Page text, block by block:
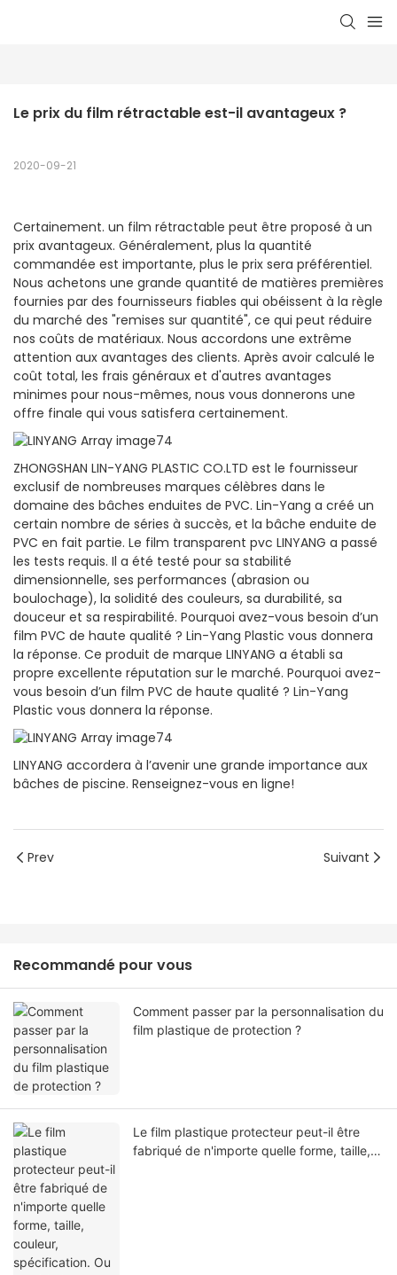
Le prix du film rétractable est-il avantageux ?
2020-09-21
Certainement. un film rétractable peut être proposé à un
prix avantageux. Généralement, plus la quantité
commandée est importante, plus le prix sera préférentiel.
Nous achetons une grande quantité de matières premières
fournies par des fournisseurs fiables qui obéissent à la règle
du marché des "remises sur quantité", ce qui peut réduire
nos coûts de matériaux. Nous accordons une extrême
attention aux avantages des clients. Après avoir calculé le
coût total, les frais généraux et d'autres avantages
minimes pour nous-mêmes, nous vous donnerons une
offre finale qui vous satisfera certainement.
ZHONGSHAN LIN-YANG PLASTIC CO.LTD est le fournisseur
exclusif de nombreuses marques célèbres dans le
domaine des bâches enduites de PVC. Lin-Yang a créé un
certain nombre de séries à succès, et la bâche enduite de
PVC en fait partie. Le film transparent pvc LINYANG a passé
les tests requis. Il a été testé pour sa stabilité
dimensionnelle, ses performances (abrasion ou
boulochage), la solidité des couleurs, sa durabilité, sa
douceur et sa respirabilité. Pourquoi avez-vous besoin d’un
film PVC de haute qualité ? Lin-Yang Plastic vous donnera
la réponse. Ce produit de marque LINYANG a établi sa
propre excellente réputation sur le marché. Pourquoi avez-
vous besoin d’un film PVC de haute qualité ? Lin-Yang
Plastic vous donnera la réponse.
LINYANG accordera à l’avenir une grande importance aux
bâches de piscine. Renseignez-vous en ligne!
Prev Suivant
Recommandé pour vous
Comment passer par la personnalisation du
film plastique de protection ?
Le film plastique protecteur peut-il être
fabriqué de n'importe quelle forme, taille,